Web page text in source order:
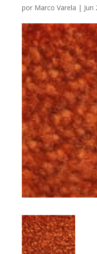
por Marco Varela | Jun